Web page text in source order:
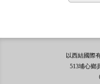
以西結國際
513埔心鄉